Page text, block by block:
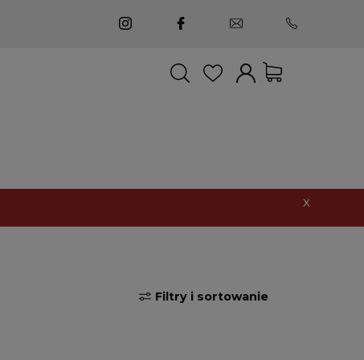
Twoje zamówienia
X
Filtry i sortowanie